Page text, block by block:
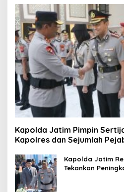
Kapolda Jatim Pimpin
Kapolres dan Sejumlah
Kapolda Jatim
Tekankan